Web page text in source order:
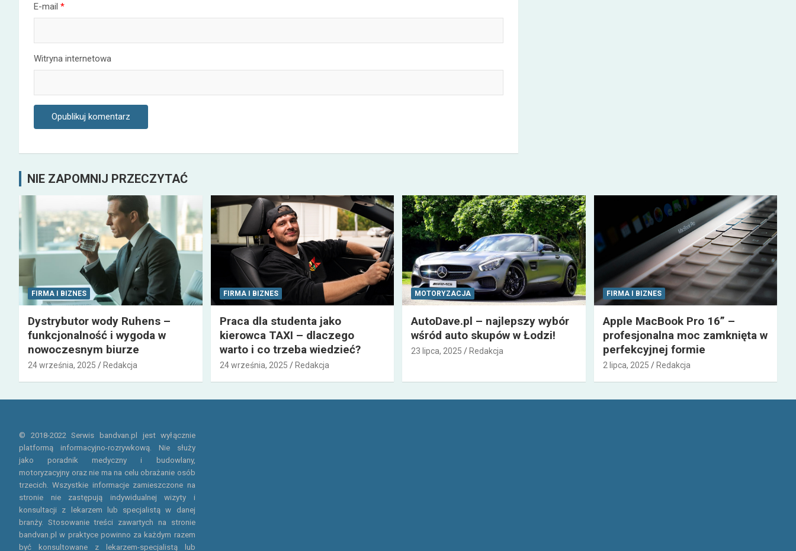
E-mail *
Witryna internetowa
NIE ZAPOMNIJ PRZECZYTAĆ
FIRMA I BIZNES
Dystrybutor wody Ruhens –
funkcjonalność i wygoda w
nowoczesnym biurze
24 września, 2025 Redakcja
FIRMA I BIZNES
Praca dla studenta jako
kierowca TAXI – dlaczego
warto i co trzeba wiedzieć?
24 września, 2025 Redakcja
MOTORYZACJA
AutoDave.pl – najlepszy wybór
wśród auto skupów w Łodzi!
23 lipca, 2025 Redakcja
FIRMA I BIZNES
Apple MacBook Pro 16” –
profesjonalna moc zamknięta w
perfekcyjnej formie
2 lipca, 2025 Redakcja
© 2018-2022 Serwis bandvan.pl jest wyłącznie
platformą informacyjno-rozrywkową. Nie służy
jako poradnik medyczny i budowlany,
motoryzacyjny oraz nie ma na celu obrażanie osób
trzecich. Wszystkie informacje zamieszczone na
stronie nie zastępują indywidualnej wizyty i
konsultacji z lekarzem lub specjalistą w danej
branży. Stosowanie treści zawartych na stronie
bandvan.pl w praktyce powinno za każdym razem
być konsultowane z lekarzem-specjalistą lub